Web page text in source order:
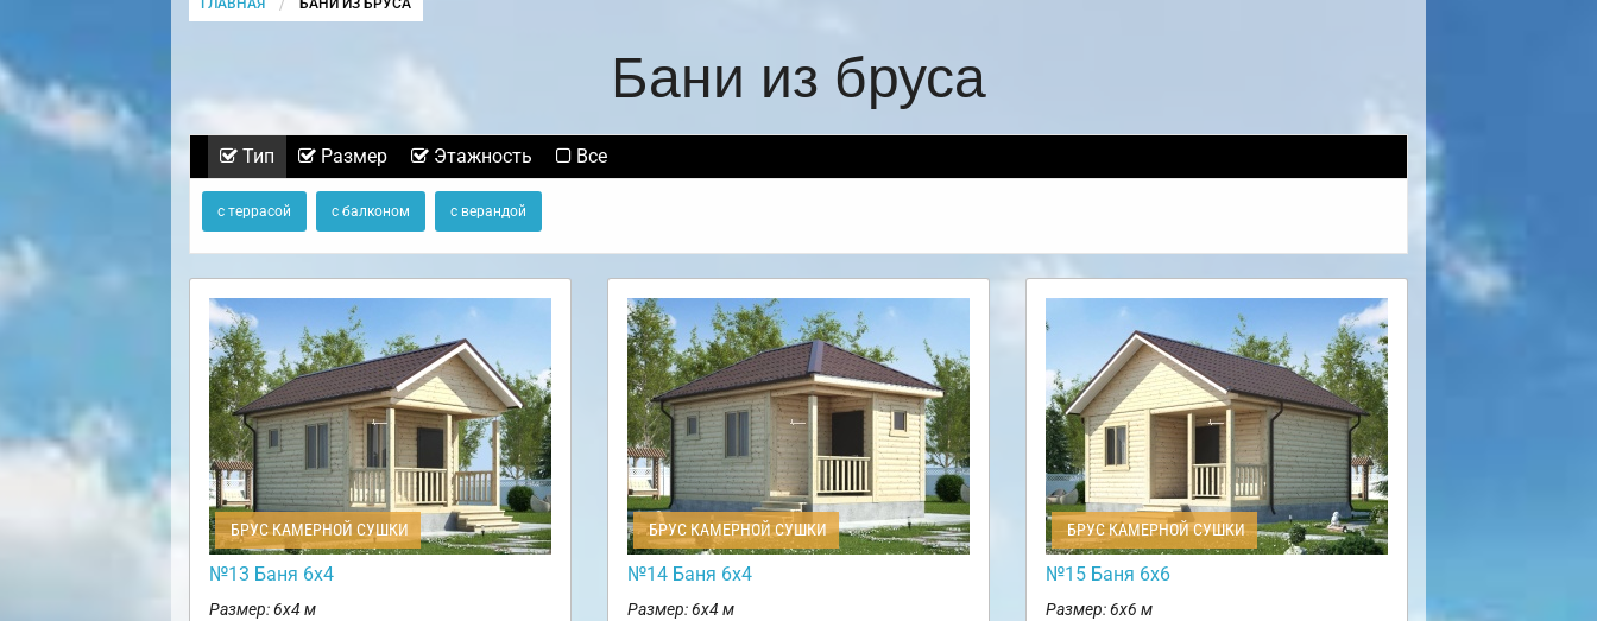
ГЛАВНАЯ CURRENT:
БАНИ ИЗ БРУСА
Бани из бруса
Тип Размер Этажность Все
с террасой с балконом с верандой
БРУС КАМЕРНОЙ СУШКИ
№13 Баня 6х4
Размер: 6х4 м
БРУС КАМЕРНОЙ СУШКИ
№14 Баня 6х4
Размер: 6х4 м
БРУС КАМЕРНОЙ СУШКИ
№15 Баня 6х6
Размер: 6х6 м